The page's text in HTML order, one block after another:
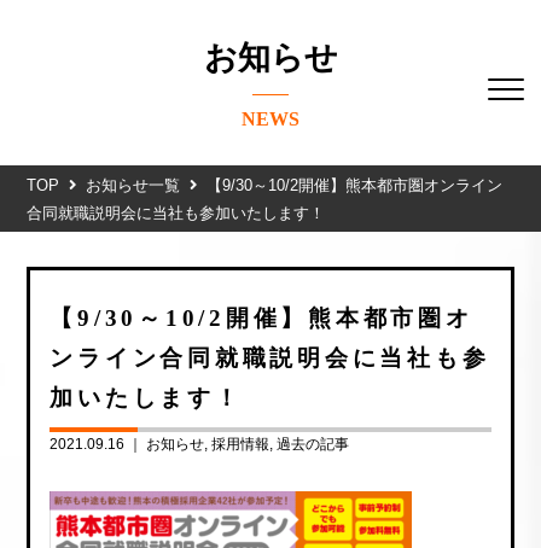
お知らせ
NEWS
TOP お知らせ一覧
【9/30～10/2開催】熊本都市圏オンライン
合同就職説明会に当社も参加いたします！
【9/30～10/2開催】熊本都市圏オ
ンライン合同就職説明会に当社も参
加いたします！
2021.09.16 ｜ お知らせ 採用情報 過去の記事